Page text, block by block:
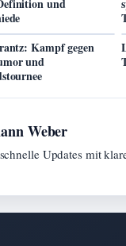
und
Kampf gegen
und
Weber
Updates mit